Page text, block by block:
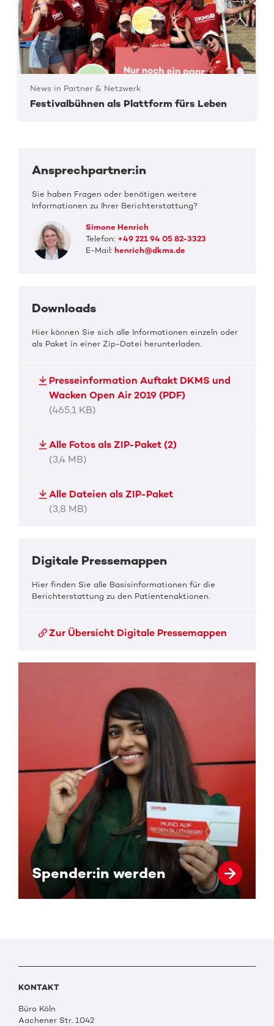
News in Partner & Netzwerk
Festivalbühnen als Plattform fürs Leben
Ansprechpartner:in
Sie haben Fragen oder benötigen weitere
Informationen zu Ihrer Berichterstattung?
Simone Henrich
Telefon: +49 221 94 05 82-3323
E-Mail:henrich@dkms.de
Downloads
Hier können Sie sich alle Informationen einzeln oder
als Paket in einer Zip-Datei herunterladen.
Presseinformation Auftakt DKMS und
Wacken Open Air 2019 (PDF)
(465,1 KB)
Alle Fotos als ZIP-Paket (2)
(3,4 MB)
Alle Dateien als ZIP-Paket
(3,8 MB)
Digitale Pressemappen
Hier finden Sie alle Basisinformationen für die
Berichterstattung zu den Patientenaktionen.
Zur Übersicht Digitale Pressemappen
Spender:in werden
KONTAKT
Büro Köln
Aachener Str. 1042